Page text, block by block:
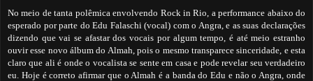
No meio de tanta polêmica envolvendo Rock in Rio, a performance abaixo do
esperado por parte do Edu Falaschi (vocal) com o Angra, e as suas declarações
dizendo que vai se afastar dos vocais por algum tempo, é até meio estranho
ouvir esse novo álbum do Almah, pois o mesmo transparece sinceridade, e esta
claro que ali é onde o vocalista se sente em casa e pode revelar seu verdadeiro
eu. Hoje é correto afirmar que o Almah é a banda do Edu e não o Angra, onde